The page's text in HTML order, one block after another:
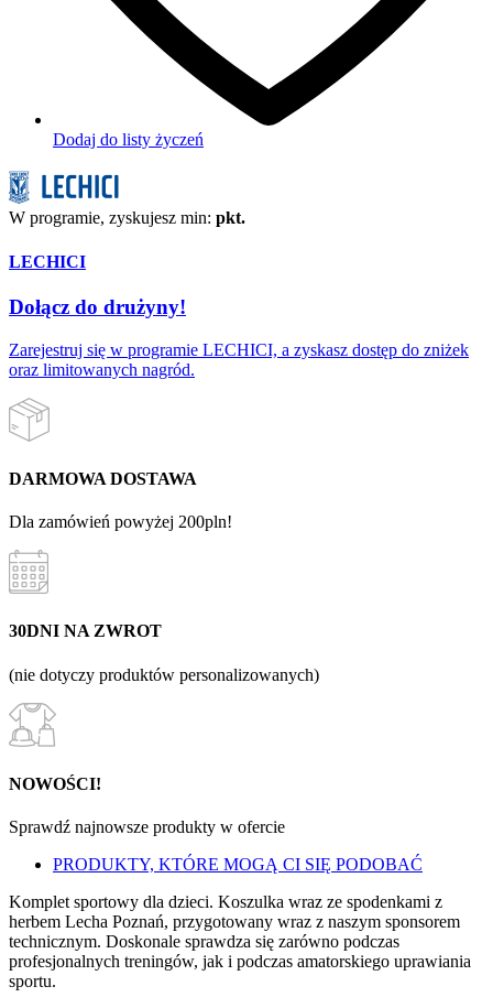
Dodaj do listy życzeń
W programie, zyskujesz min: pkt.
LECHICI
Dołącz do drużyny!
Zarejestruj się w programie LECHICI, a zyskasz dostęp do zniżek
oraz limitowanych nagród.
DARMOWA DOSTAWA
Dla zamówień powyżej 200pln!
30DNI NA ZWROT
(nie dotyczy produktów personalizowanych)
NOWOŚCI!
Sprawdź najnowsze produkty w ofercie
PRODUKTY, KTÓRE MOGĄ CI SIĘ PODOBAĆ
Komplet sportowy dla dzieci. Koszulka wraz ze spodenkami z
herbem Lecha Poznań, przygotowany wraz z naszym sponsorem
technicznym. Doskonale sprawdza się zarówno podczas
profesjonalnych treningów, jak i podczas amatorskiego uprawiania
sportu.